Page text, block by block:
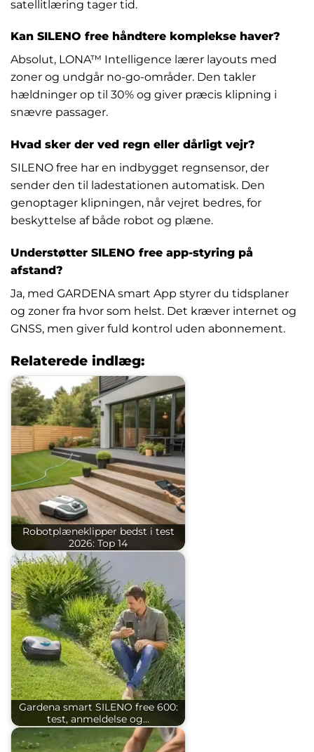
satellitlæring tager tid.
Kan SILENO free håndtere komplekse haver?
Absolut, LONA™ Intelligence lærer layouts med
zoner og undgår no-go-områder. Den takler
hældninger op til 30% og giver præcis klipning i
snævre passager.
Hvad sker der ved regn eller dårligt vejr?
SILENO free har en indbygget regnsensor, der
sender den til ladestationen automatisk. Den
genoptager klipningen, når vejret bedres, for
beskyttelse af både robot og plæne.
Understøtter SILENO free app-styring på
afstand?
Ja, med GARDENA smart App styrer du tidsplaner
og zoner fra hvor som helst. Det kræver internet og
GNSS, men giver fuld kontrol uden abonnement.
Relaterede indlæg:
Robotplæneklipper bedst i test
2026: Top 14
Gardena smart SILENO free 600:
test, anmeldelse og…